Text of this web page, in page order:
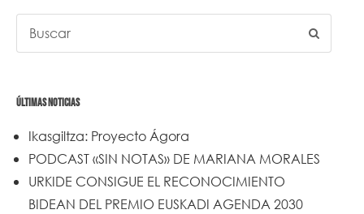
ÚLTIMAS NOTICIAS
Ikasgiltza: Proyecto Ágora
PODCAST «SIN NOTAS» DE MARIANA MORALES
URKIDE CONSIGUE EL RECONOCIMIENTO
BIDEAN DEL PREMIO EUSKADI AGENDA 2030